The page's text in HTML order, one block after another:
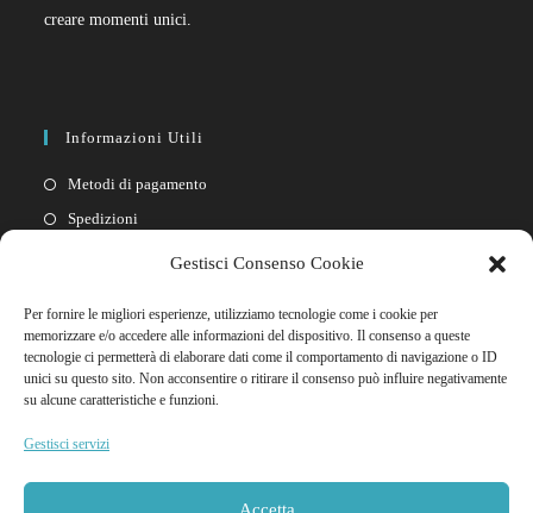
Gestisci Consenso Cookie
Per fornire le migliori esperienze, utilizziamo tecnologie come i cookie per
memorizzare e/o accedere alle informazioni del dispositivo. Il consenso a queste
tecnologie ci permetterà di elaborare dati come il comportamento di navigazione o ID
unici su questo sito. Non acconsentire o ritirare il consenso può influire negativamente
su alcune caratteristiche e funzioni.
Gestisci servizi
Accetta
creare momenti unici.
Informazioni Utili
Metodi di pagamento
Spedizioni
Cookie policy
Link Rapidi